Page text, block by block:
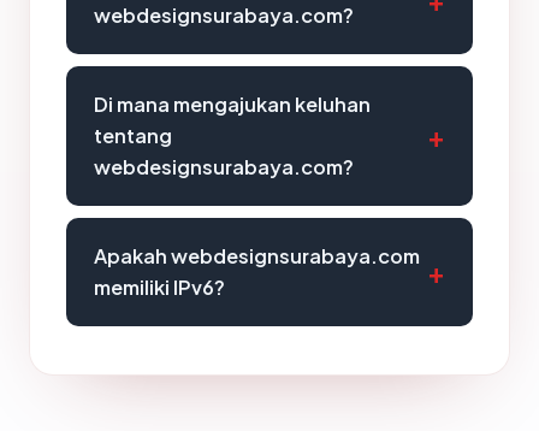
webdesignsurabaya.com?
Di mana mengajukan keluhan
tentang
webdesignsurabaya.com?
Apakah webdesignsurabaya.com
memiliki IPv6?